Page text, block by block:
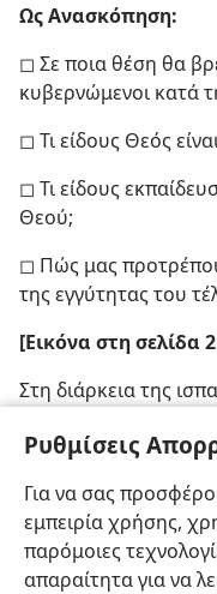
Ρυθμίσεις
Για να σας
εμπειρία χρήσης,
παρόμοιες
απαραίτητα για να
Ως Ανασκόπηση:
◻ Σε ποια θέση θα
κυβερνώμενοι κατά
◻ Τι είδους Θεός
◻ Τι είδους
Θεού;
◻ Πώς μας
της εγγύτητας του
[Εικόνα στη σελίδα
Στη διάρκεια της
Καθολικισμό
[Ευχαριστίες]
The Complete